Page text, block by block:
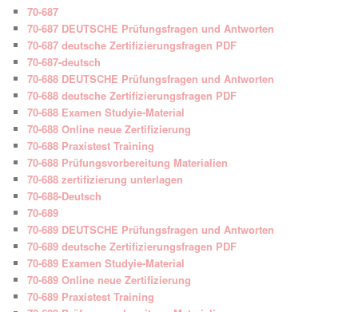
70-687
70-687 DEUTSCHE Prüfungsfragen und Antworten
70-687 deutsche Zertifizierungsfragen PDF
70-687-deutsch
70-688 DEUTSCHE Prüfungsfragen und Antworten
70-688 deutsche Zertifizierungsfragen PDF
70-688 Examen Studyie-Material
70-688 Online neue Zertifizierung
70-688 Praxistest Training
70-688 Prüfungsvorbereitung Materialien
70-688 zertifizierung unterlagen
70-688-Deutsch
70-689
70-689 DEUTSCHE Prüfungsfragen und Antworten
70-689 deutsche Zertifizierungsfragen PDF
70-689 Examen Studyie-Material
70-689 Online neue Zertifizierung
70-689 Praxistest Training